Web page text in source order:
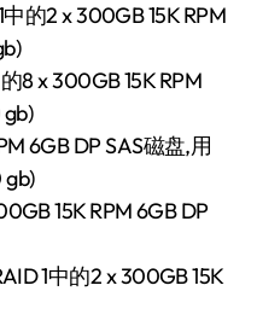
的2 x 300GB 15K RPM
8 x 300GB 15K RPM
6GB DP SAS磁盘,用
15K RPM 6GB DP
1中的2 x 300GB 15K